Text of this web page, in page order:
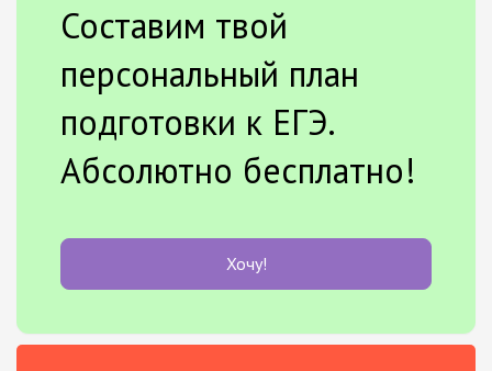
Составим твой
персональный план
подготовки к ЕГЭ.
Абсолютно бесплатно!
Хочу!